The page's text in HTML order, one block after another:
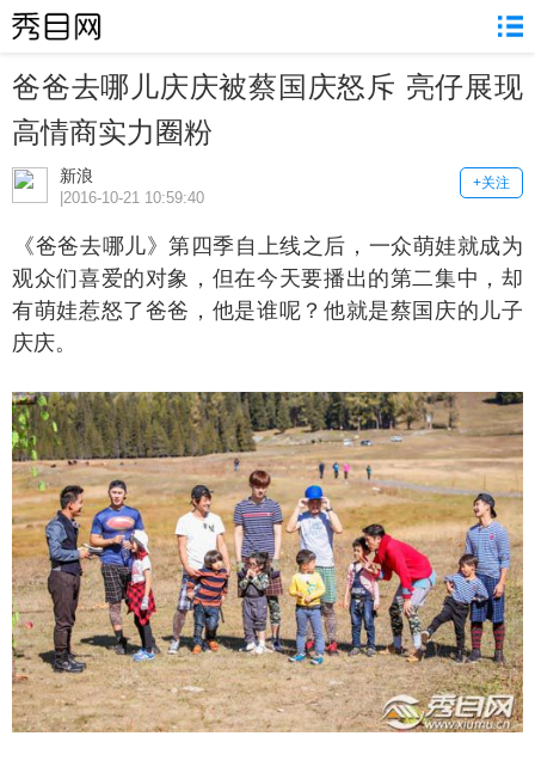
爸爸去哪儿庆庆被蔡国庆怒斥 亮仔展现
高情商实力圈粉
新浪 +关注
|2016-10-21 10:59:40
爸去哪儿》第四季自上线之后，一众萌娃就成为
观众们喜爱的对象，但在今天要播出的第二集中，却
有萌娃惹怒了爸爸，他是谁呢？他就是蔡国庆的儿子
庆庆。